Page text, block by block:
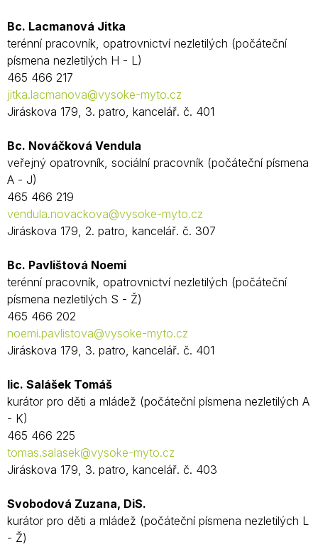
Bc. Lacmanová Jitka
terénní pracovník, opatrovnictví nezletilých (počáteční
písmena nezletilých H - L)
465 466 217
jitka.lacmanova@vysoke-myto.cz
Jiráskova 179, 3. patro, kancelář. č. 401
Bc. Nováčková Vendula
veřejný opatrovník, sociální pracovník (počáteční písmena
A - J)
465 466 219
vendula.novackova@vysoke-myto.cz
Jiráskova 179, 2. patro, kancelář. č. 307
Bc. Pavlištová Noemi
terénní pracovník, opatrovnictví nezletilých (počáteční
písmena nezletilých S - Ž)
465 466 202
noemi.pavlistova@vysoke-myto.cz
Jiráskova 179, 3. patro, kancelář. č. 401
lic. Salášek Tomáš
kurátor pro děti a mládež (počáteční písmena nezletilých A
- K)
465 466 225
tomas.salasek@vysoke-myto.cz
Jiráskova 179, 3. patro, kancelář. č. 403
Svobodová Zuzana, DiS.
kurátor pro děti a mládež (počáteční písmena nezletilých L
- Ž)